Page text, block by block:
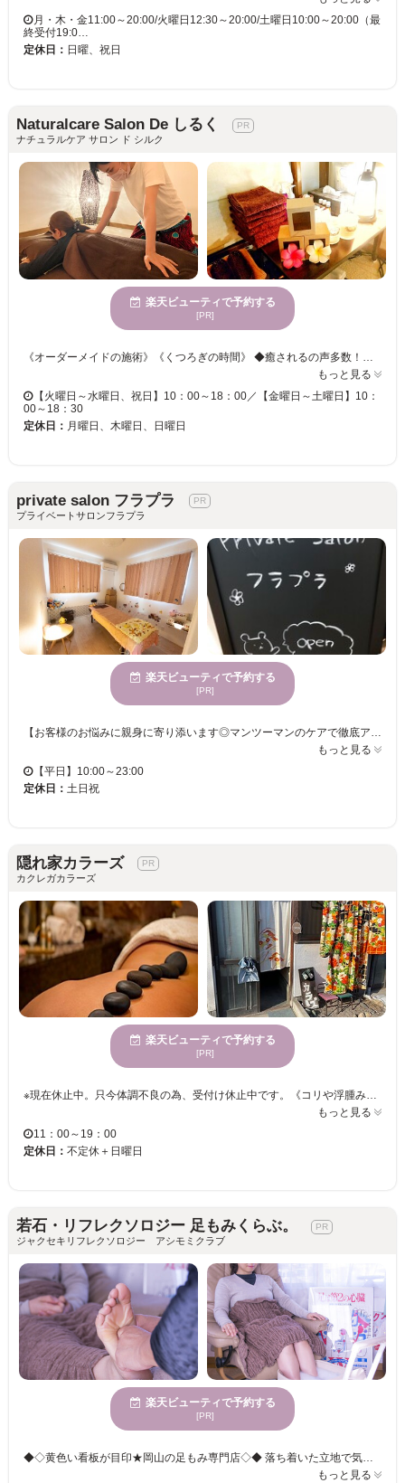
月・木・金11:00～20:00/火曜日12:30～20:00/土曜日10:00～20:00（最
終受付19:0…
定休日： 日曜、祝日
Naturalcare Salon De しるく
ナチュラルケア サロン ド シルク
楽天ビューティで予約する
[PR]
もっと見る
【火曜日～水曜日、祝日】10：00～18：00／【金曜日～土曜日】10：
00～18：30
定休日： 月曜日、木曜日、日曜日
private salon フラプラ
プライベートサロンフラプラ
楽天ビューティで予約する
[PR]
もっと見る
【平日】10:00～23:00
定休日： 土日祝
隠れ家カラーズ
カクレガカラーズ
楽天ビューティで予約する
[PR]
※現在休止中。只今体調不良の為、受付け休止中です。《コリや浮腫み改善◎》《幅広い年齢層に対応◎》 疲れがとれない・コリがひどい・むくみが気になるなどのお悩みに寄り添います。 リラックスしながら疲れ改善と癒しの時間をお届けします♪ 老廃物排出☆身体の不調にも◎リラックス×疲れを解消！！「隠れ家カラーズ」にお任せください☆彡 こころもカラダもすっきり☆お客様のご来店を心よりお待ちしております。
もっと見る
11：00～19：00
定休日： 不定休＋日曜日
若石・リフレクソロジー 足もみくらぶ。
ジャクセキリフレクソロジー アシモミクラブ
楽天ビューティで予約する
[PR]
◆◇黄色い看板が目印★岡山の足もみ専門店◇◆ 落ち着いた立地で気持ちもほっと寛げる♪緊張させないアットホームな雰囲気のサロンです。完全予約制なので、周りを気にせずに施術が受けられます。一人一人に寄り添う丁寧な施術で、お客様の健康をサポート致します！ 【痛気持ちいい…病みつきになる足もみがおススメ♪】 体の状態や不調を足裏から見極めて、足裏から膝上までのツボをしっかり押さえて流します！！施術後すぐに効果を実感できるほど即効性あり！！自然治癒力を高め不調を緩和。健康維持にも効果的です◎ 身体の不調、悩むよりもまずは相談してみませんか☆
もっと見る